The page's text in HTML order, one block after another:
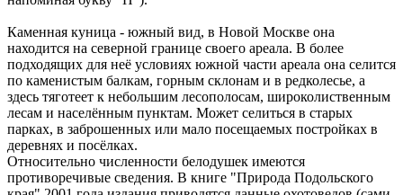
Каменная куница - южный вид, в Новой Москве она
находится на северной границе своего ареала. В более
подходящих для неё условиях южной части ареала она селится
по каменистым балкам, горным склонам и в редколесье, а
здесь тяготеет к небольшим лесополосам, широколиственным
лесам и населённым пунктам. Может селиться в старых
парках, в заброшенных или мало посещаемых постройках в
деревнях и посёлках.
Относительно численности белодушек имеются
противоречивые сведения. В книге "Природа Подольского